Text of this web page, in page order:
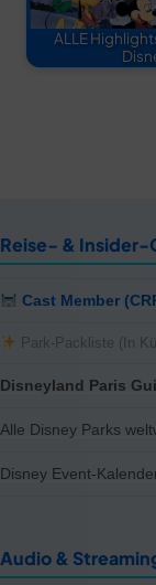
ALLE
Reise- & Insider-
Cast Member
Park-Packliste (In
Disneyland Paris
Alle Disney Parks
Disney Event-
Audio &